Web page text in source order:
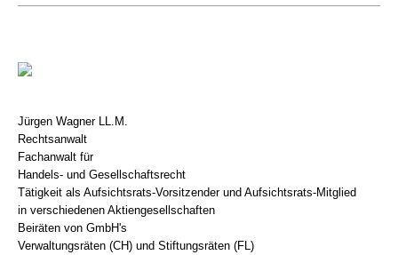
Beitritt zum Verein
Jürgen Wagner LL.M.
Rechtsanwalt
Fachanwalt für
Handels- und Gesellschaftsrecht
Tätigkeit als Aufsichtsrats-Vorsitzender und Aufsichtsrats-Mitglied
in verschiedenen Aktiengesellschaften
Beiräten von GmbH's
Verwaltungsräten (CH) und Stiftungsräten (FL)